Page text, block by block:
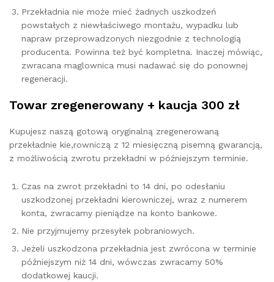
Przekładnia nie może mieć żadnych uszkodzeń
powstałych z niewłaściwego montażu, wypadku lub
napraw przeprowadzonych niezgodnie z technologią
producenta. Powinna też być kompletna. Inaczej mówiąc,
zwracana maglownica musi nadawać się do ponownej
regeneracji.
Towar zregenerowany + kaucja 300 zł
Kupujesz naszą gotową oryginalną zregenerowaną
przekładnie kie,rowniczą z 12 miesięczną pisemną gwarancją,
z możliwością zwrotu przekładni w późniejszym terminie.
Czas na zwrot przekładni to 14 dni, po odesłaniu
uszkodzonej przekładni kierowniczej, wraz z numerem
konta, zwracamy pieniądze na konto bankowe.
Nie przyjmujemy przesyłek pobraniowych.
Jeżeli uszkodzona przekładnia jest zwrócona w terminie
późniejszym niż 14 dni, wówczas zwracamy 50%
dodatkowej kaucji.